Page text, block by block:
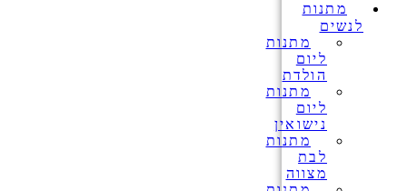
מתנות
לנשים
מתנות
ליום
הולדת
מתנות
ליום
נישואין
מתנות
לבת
מצווה